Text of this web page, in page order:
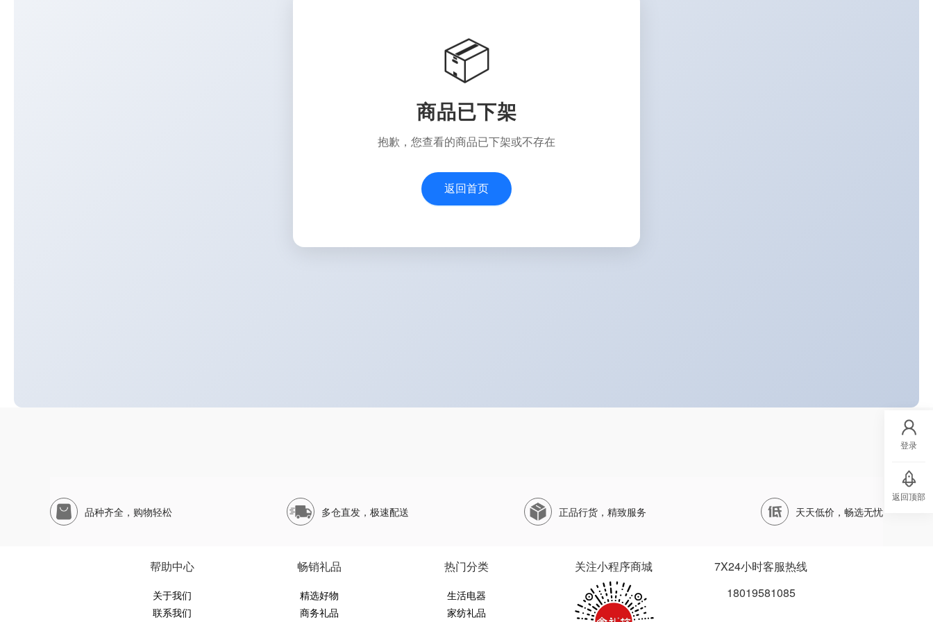
📦
商品已下架
抱歉，您查看的商品已下架或不存在
返回首页
品种齐全，购物轻松 多仓直发，极速配送 正品行货，精致服务 天天低价，畅选无忧
帮助中心
关于我们
联系我们
畅销礼品
精选好物
商务礼品
热门分类
生活电器
家纺礼品
关注小程序商城
7X24小时客服热线
18019581085
登录
返回顶部